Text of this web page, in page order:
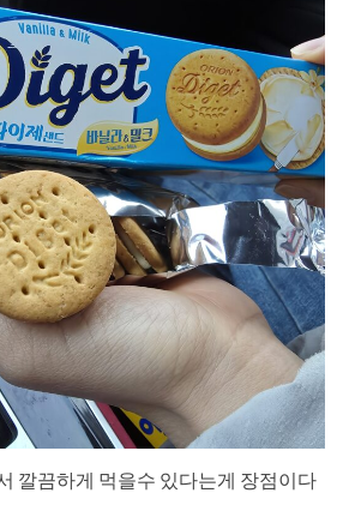
깔끔하게 먹을수 있다는게 장점이다